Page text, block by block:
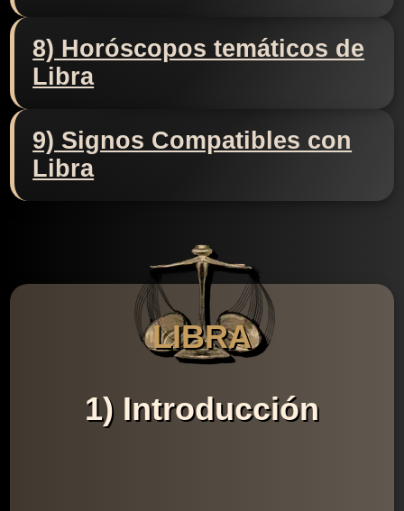
8) Horóscopos temáticos de
Libra
9) Signos Compatibles con
Libra
LIBRA
1) Introducción